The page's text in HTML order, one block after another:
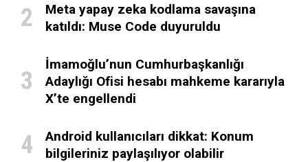
Meta yapay zeka kodlama savaşına
katıldı: Muse Code duyuruldu
İmamoğlu’nun Cumhurbaşkanlığı
Adaylığı Ofisi hesabı mahkeme kararıyla
X’te engellendi
Android kullanıcıları dikkat: Konum
bilgileriniz paylaşılıyor olabilir